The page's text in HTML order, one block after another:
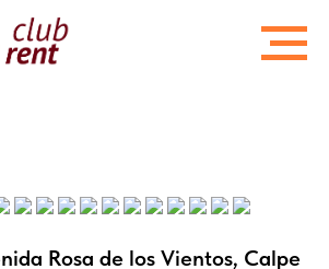
Rosa de los Vientos, Calpe